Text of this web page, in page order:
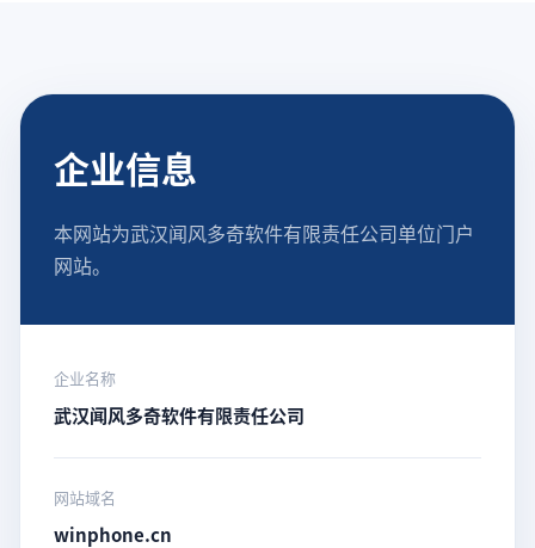
企业信息
本网站为武汉闻风多奇软件有限责任公司单位门户
网站。
企业名称
武汉闻风多奇软件有限责任公司
网站域名
winphone.cn